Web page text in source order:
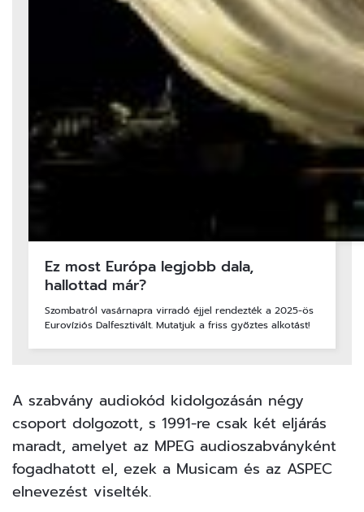
Ez most Európa legjobb dala,
hallottad már?
Szombatról vasárnapra virradó éjjel rendezték a 2025-ös
Eurovíziós Dalfesztivált. Mutatjuk a friss győztes alkotást!
A szabvány audiokód kidolgozásán négy
csoport dolgozott, s 1991-re csak két eljárás
maradt, amelyet az MPEG audioszabványként
fogadhatott el, ezek a Musicam és az ASPEC
elnevezést viselték.